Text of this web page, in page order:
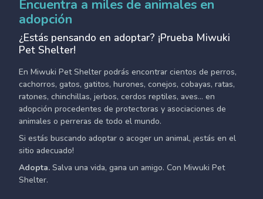
Encuentra a miles de animales en
adopción
¿Estás pensando en adoptar? ¡Prueba Miwuki
Pet Shelter!
En Miwuki Pet Shelter podrás encontrar cientos de perros,
cachorros, gatos, gatitos, hurones, conejos, cobayas, ratas,
ratones, chinchillas, jerbos, cerdos reptiles, aves... en
adopción procedentes de protectoras y asociaciones de
animales o perreras de todo el mundo.
Si estás buscando adoptar o acoger un animal, ¡estás en el
sitio adecuado!
Adopta. Salva una vida, gana un amigo. Con Miwuki Pet
Shelter.